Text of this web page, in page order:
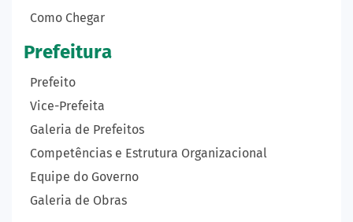
Como Chegar
Prefeitura
Prefeito
Vice-Prefeita
Galeria de Prefeitos
Competências e Estrutura Organizacional
Equipe do Governo
Galeria de Obras